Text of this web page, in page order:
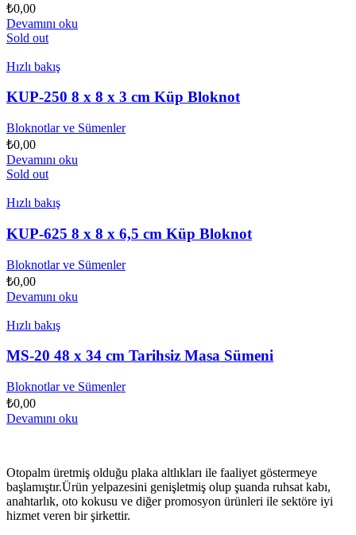
₺0,00
Devamını oku
Sold out
Hızlı bakış
KUP-250 8 x 8 x 3 cm Küp Bloknot
Bloknotlar ve Sümenler
₺0,00
Devamını oku
Sold out
Hızlı bakış
KUP-625 8 x 8 x 6,5 cm Küp Bloknot
Bloknotlar ve Sümenler
₺0,00
Devamını oku
Hızlı bakış
MS-20 48 x 34 cm Tarihsiz Masa Sümeni
Bloknotlar ve Sümenler
₺0,00
Devamını oku
Otopalm üretmiş olduğu plaka altlıkları ile faaliyet göstermeye
başlamıştır.Ürün yelpazesini genişletmiş olup şuanda ruhsat kabı,
anahtarlık, oto kokusu ve diğer promosyon ürünleri ile sektöre iyi
hizmet veren bir şirkettir.